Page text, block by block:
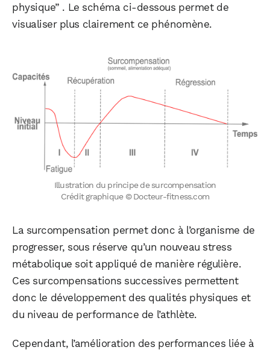
physique” . Le schéma ci-dessous permet de
visualiser plus clairement ce phénomène.
Illustration du principe de surcompensation
Crédit graphique © Docteur-fitness.com
La surcompensation permet donc à l’organisme de
progresser, sous réserve qu’un nouveau stress
métabolique soit appliqué de manière régulière.
Ces surcompensations successives permettent
donc le développement des qualités physiques et
du niveau de performance de l’athlète.
Cependant, l’amélioration des performances liée à